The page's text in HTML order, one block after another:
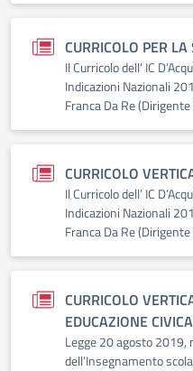
CURRICOLO PER
Il Curricolo dell’ IC
Indicazioni Nazionali
Franca Da Re
CURRICOLO
Il Curricolo dell’ IC
Indicazioni Nazionali
Franca Da Re
CURRICOLO
EDUCAZIONE CIVICA
Legge 20 agosto 2019,
dell’Insegnamento